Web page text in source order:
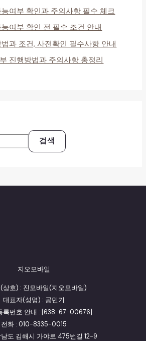
여부 확인과 주의사항 필수 체크
여부 확인 전 필수 조건 안내
과 조건, 사전확인 필수사항 안내
진행방법과 주의사항 총정리
검색
지오모바일
상호) : 진모바일(지오모바일)
대표자(성명) : 공민기
록번호 안내 : [638-67-00676]
전화 : 010-8335-0015
도 김해시 가야로 475번길 12-9